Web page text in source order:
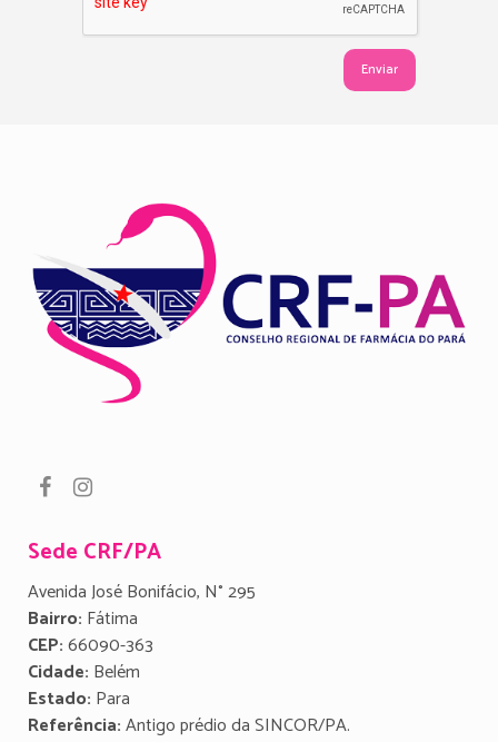
Sede CRF/PA
Avenida José Bonifácio, N° 295
Bairro: Fátima
CEP:66090-363
Cidade: Belém
Estado: Para
Referência:Antigo prédio da SINCOR/PA.